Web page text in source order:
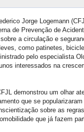
Jorge Logemann
de Prevenção de
a circulação e
como patinetes,
pelo especialista
interessados na
demonstrou um olhar
que se
sobre as
que já fazem